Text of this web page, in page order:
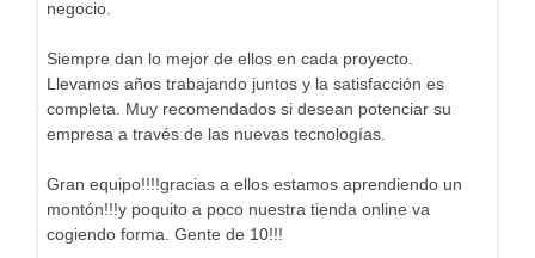
negocio.
Siempre dan lo mejor de ellos en cada proyecto.
Llevamos años trabajando juntos y la satisfacción es
completa. Muy recomendados si desean potenciar su
empresa a través de las nuevas tecnologías.
Gran equipo!!!!gracias a ellos estamos aprendiendo un
montón!!!y poquito a poco nuestra tienda online va
cogiendo forma. Gente de 10!!!